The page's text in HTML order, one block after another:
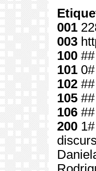
001
003
100 ##
101 0#
102 ##
105 ##
106 ##
200 1#